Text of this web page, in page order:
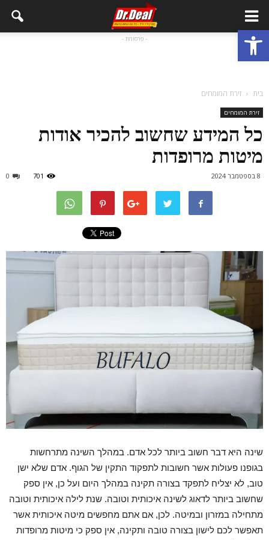
פתח סרגל נגישות - פרסומת -
בית זירת המומחים
זירת המומחים
כל המידע שחשוב להכיר אודות
מיטות מרופדות
8 בספטמבר 2024 0 701
שינה היא דבר חשוב ביותר לכל אדם. במהלך השינה מתרחשות
בגופנו פעולות אשר חשובות לתפקוד התקין של הגוף. אדם שלא ישן
טוב, לא יצליח לתפקד בצורה תקינה במהלך היום ועל כן, אין ספק
שחשוב ביותר לדאוג לשינה איכותית וטובה. שנת לילה איכותית וטובה
מתחילה במזרון ובמיטה. לכן, אם אתם מחפשים מיטה איכותית אשר
תאפשר לכם לישון בצורה טובה ותקינה, אין ספק כי מיטות מרופדות